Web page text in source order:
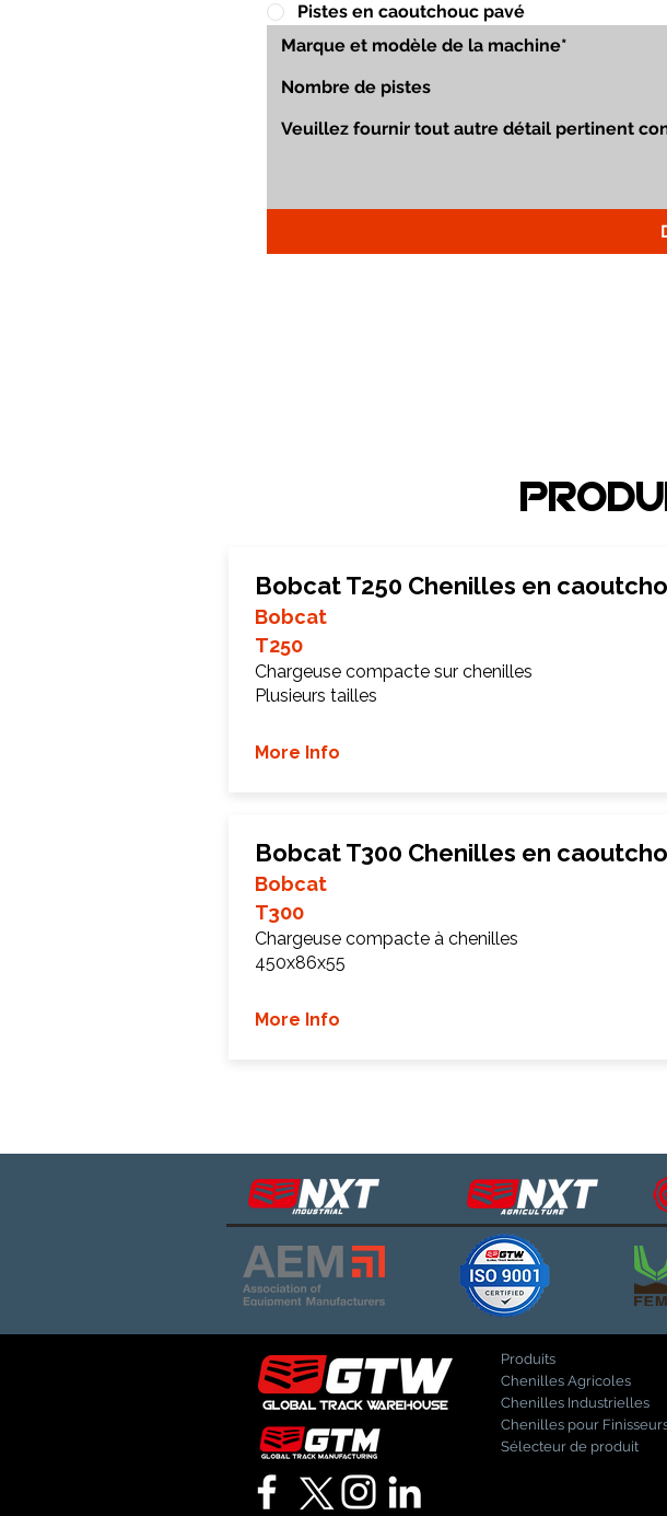
Pistes en caoutchouc pavé
Bobcat T250 Chenilles en
Bobcat
T250
Chargeuse compacte sur chenilles
Plusieurs tailles
More Info
Bobcat T300 Chenilles en
Bobcat
T300
Chargeuse compacte à chenilles
450x86x55
More Info
Produits
Chenilles Agricoles
Chenilles Industrielles
Chenilles pour
Sélecteur de produit